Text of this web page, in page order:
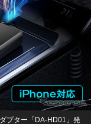
プター「DA-HD01」発